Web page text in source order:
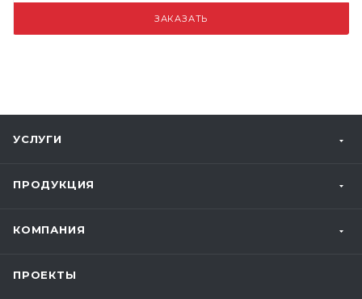
ЗАКАЗАТЬ
УСЛУГИ
ПРОДУКЦИЯ
КОМПАНИЯ
ПРОЕКТЫ